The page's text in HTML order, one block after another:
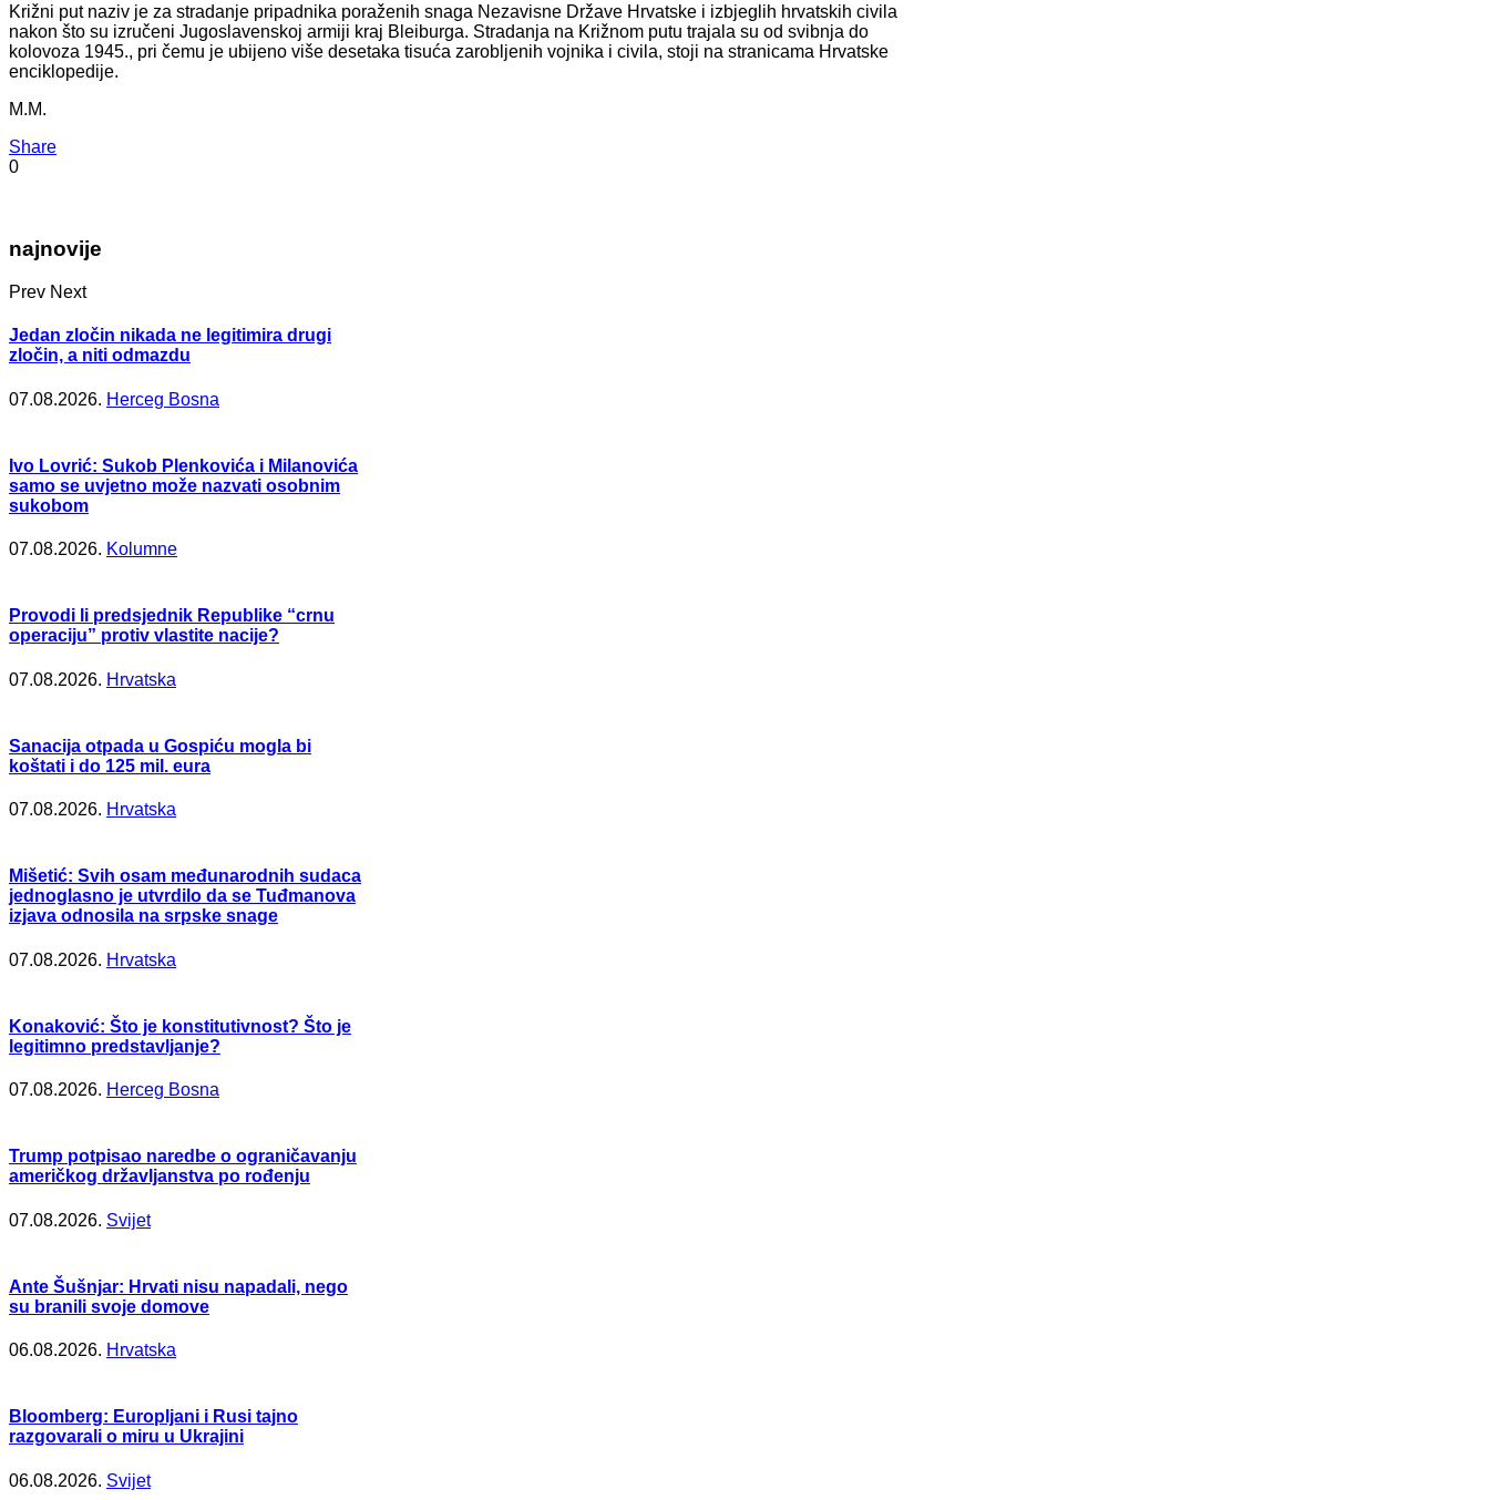
Križni put naziv je za stradanje pripadnika poraženih snaga Nezavisne Države Hrvatske i izbjeglih hrvatskih civila
nakon što su izručeni Jugoslavenskoj armiji kraj Bleiburga. Stradanja na Križnom putu trajala su od svibnja do
kolovoza 1945., pri čemu je ubijeno više desetaka tisuća zarobljenih vojnika i civila, stoji na stranicama Hrvatske
enciklopedije.
M.M.
Share
0
najnovije
Prev Next
Jedan zločin nikada ne legitimira drugi
zločin, a niti odmazdu
07.08.2026. Herceg Bosna
Ivo Lovrić: Sukob Plenkovića i Milanovića
samo se uvjetno može nazvati osobnim
sukobom
07.08.2026. Kolumne
Provodi li predsjednik Republike “crnu
operaciju” protiv vlastite nacije?
07.08.2026. Hrvatska
Sanacija otpada u Gospiću mogla bi
koštati i do 125 mil. eura
07.08.2026. Hrvatska
Mišetić: Svih osam međunarodnih sudaca
jednoglasno je utvrdilo da se Tuđmanova
izjava odnosila na srpske snage
07.08.2026. Hrvatska
Konaković: Što je konstitutivnost? Što je
legitimno predstavljanje?
07.08.2026. Herceg Bosna
Trump potpisao naredbe o ograničavanju
američkog državljanstva po rođenju
07.08.2026. Svijet
Ante Šušnjar: Hrvati nisu napadali, nego
su branili svoje domove
06.08.2026. Hrvatska
Bloomberg: Europljani i Rusi tajno
razgovarali o miru u Ukrajini
06.08.2026. Svijet